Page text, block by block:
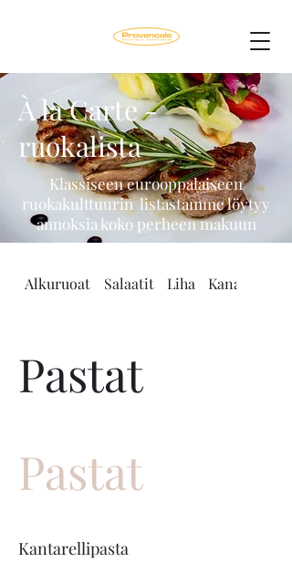
À la Carte -
ruokalista
Klassiseen eurooppalaiseen
ruokakulttuurin listastamme löytyy
annoksia koko perheen makuun
Alkuruoat Salaatit Liha Kana
Pastat
Pastat
Kantarellipasta